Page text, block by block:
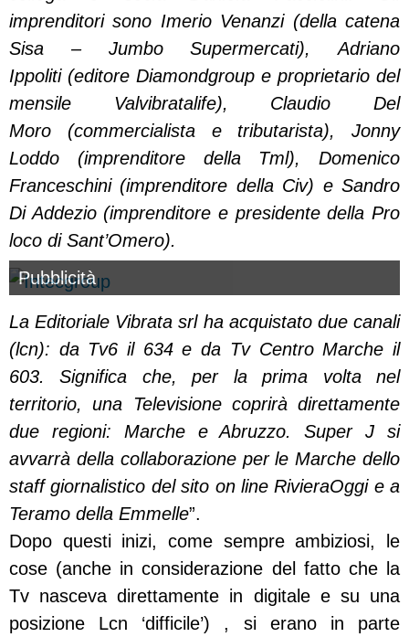
imprenditori sono Imerio Venanzi (della catena
Sisa – Jumbo Supermercati), Adriano
Ippoliti (editore Diamondgroup e proprietario del
mensile Valvibratalife), Claudio Del
Moro (commercialista e tributarista), Jonny
Loddo (imprenditore della Tml), Domenico
Franceschini (imprenditore della Civ) e Sandro
Di Addezio (imprenditore e presidente della Pro
loco di Sant’Omero).
Pubblicità
La Editoriale Vibrata srl ha acquistato due canali
(lcn): da Tv6 il 634 e da Tv Centro Marche il
603. Significa che, per la prima volta nel
territorio, una Televisione coprirà direttamente
due regioni: Marche e Abruzzo. Super J si
avvarrà della collaborazione per le Marche dello
staff giornalistico del sito on line RivieraOggi e a
Teramo della Emmelle”.
Dopo questi inizi, come sempre ambiziosi, le
cose (anche in considerazione del fatto che la
Tv nasceva direttamente in digitale e su una
posizione Lcn ‘difficile’) , si erano in parte